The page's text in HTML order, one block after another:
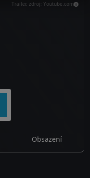
Trailer, zdroj: Youtube.com
Obsazení